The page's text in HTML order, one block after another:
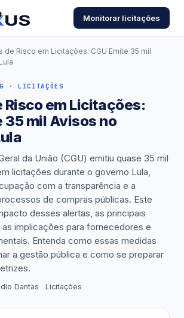
Monitorar licitações
de Risco em Licitações: CGU Emite 35 mil
· LICITAÇÕES
em Licitações:
35 mil Avisos no
da União (CGU) emitiu quase 35 mil
licitações durante o governo Lula,
com a transparência e a
de compras públicas. Este
desses alertas, as principais
implicações para fornecedores e
Entenda como essas medidas
a gestão pública e como se preparar
Dantas · Licitações